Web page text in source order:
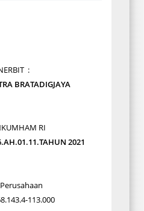
:
BRATADIGJAYA
RI
2021
113.000